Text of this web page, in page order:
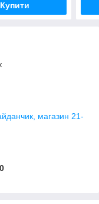
Купити
магазин 21-